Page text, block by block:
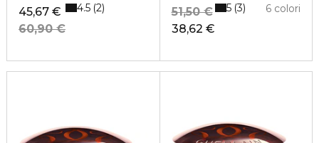
45,67 €
60,90 €
4.5 2
38,62 €
51,50 € 6 colori
5 3